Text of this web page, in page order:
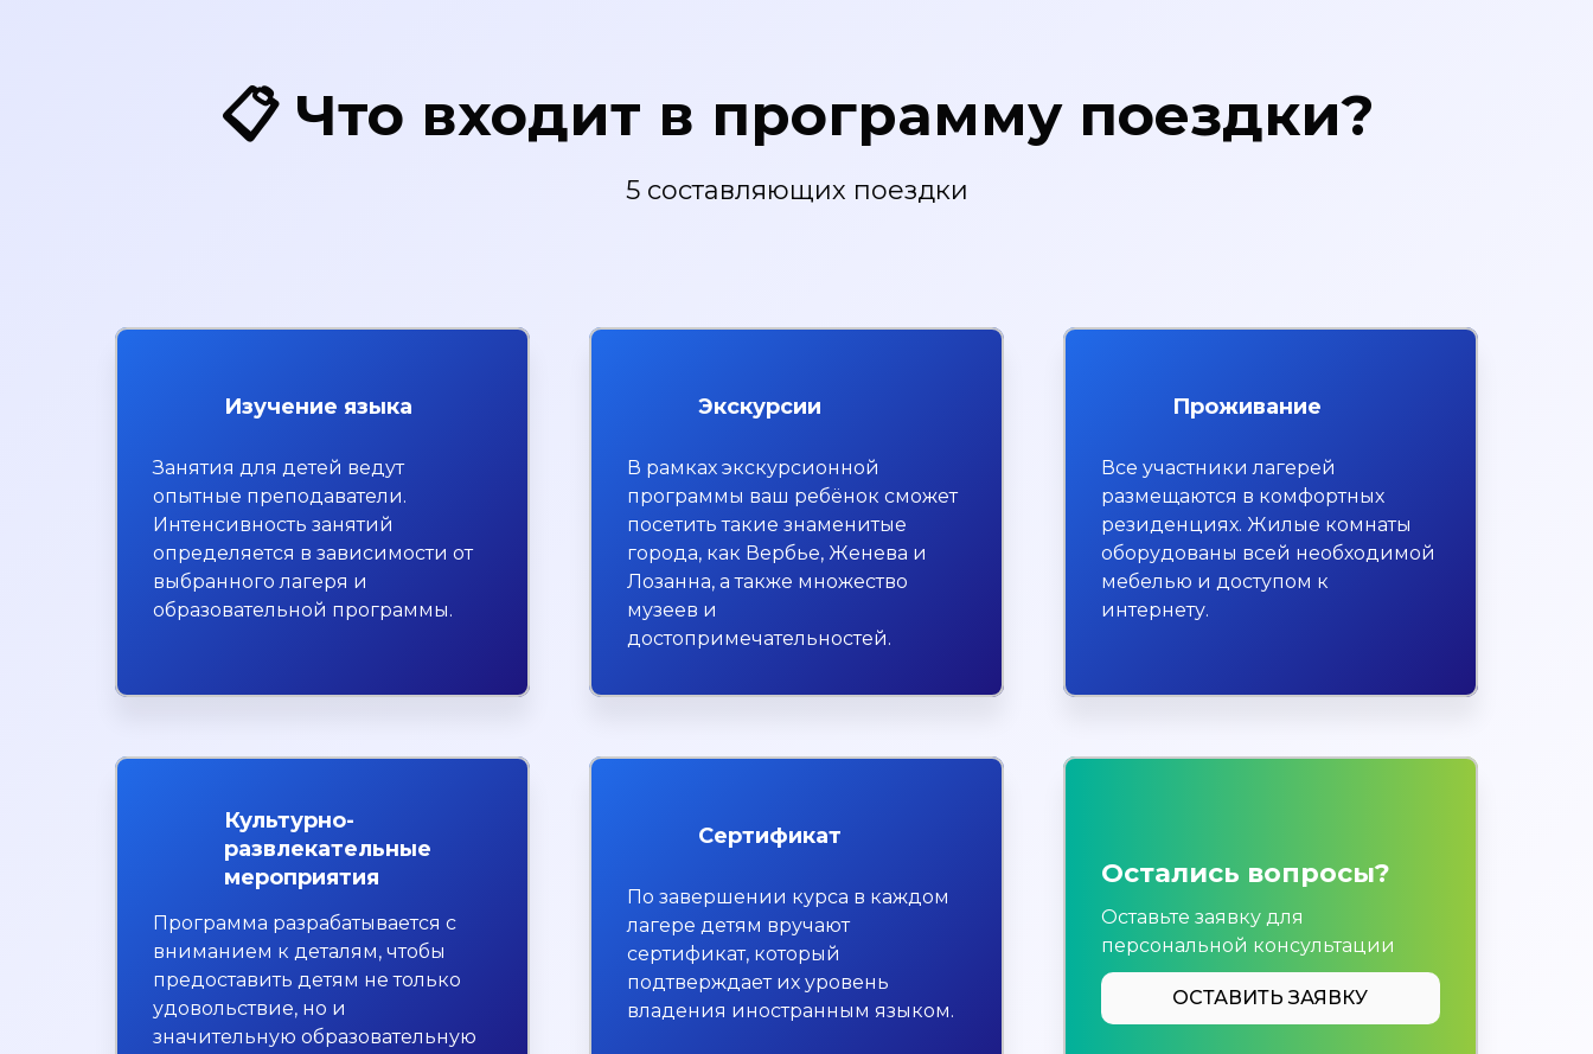
📋 Что входит в программу поездки?
5 составляющих поездки
Изучение языка
Занятия для детей ведут
опытные преподаватели.
Интенсивность занятий
определяется в зависимости от
выбранного лагеря и
образовательной программы.
Экскурсии
В рамках экскурсионной
программы ваш ребёнок сможет
посетить такие знаменитые
города, как Вербье, Женева и
Лозанна, а также множество
музеев и
достопримечательностей.
Проживание
Все участники лагерей
размещаются в комфортных
резиденциях. Жилые комнаты
оборудованы всей необходимой
мебелью и доступом к
интернету.
Культурно-
развлекательные
мероприятия
Программа разрабатывается с
вниманием к деталям, чтобы
предоставить детям не только
удовольствие, но и
значительную образовательную
Сертификат
По завершении курса в каждом
лагере детям вручают
сертификат, который
подтверждает их уровень
владения иностранным языком.
Остались вопросы?
Оставьте заявку для
персональной консультации
ОСТАВИТЬ ЗАЯВКУ